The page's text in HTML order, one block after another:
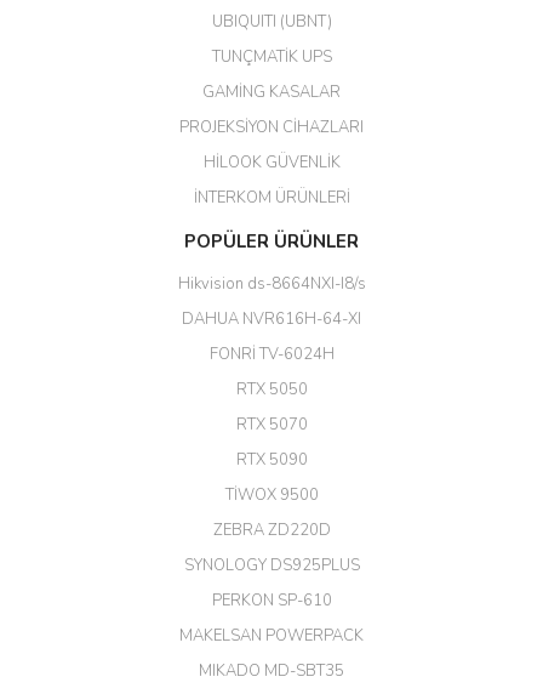
Her şey için teşekkür ederim çok
Erdal Cingöz | 07/02/2026
Başarılı. Bu vasıfta bir ürünü bu
kadar uygun fiyata bulabilmek
büyük şans. Güvenliticaret
(HIKVISION DS-3E0326P-E/M(B)
EROL ÇAKMAK | 26/12/2025
Diğer yorumları göster
UBIQUITI (UBNT)
TUNÇMATİK UPS
GAMİNG KASALAR
PROJEKSİYON CİHAZLARI
HİLOOK GÜVENLİK
İNTERKOM ÜRÜNLERİ
POPÜLER ÜRÜNLER
Hikvision ds-8664NXI-I8/s
DAHUA NVR616H-64-XI
FONRİ TV-6024H
RTX 5050
RTX 5070
RTX 5090
TİWOX 9500
ZEBRA ZD220D
SYNOLOGY DS925PLUS
PERKON SP-610
MAKELSAN POWERPACK
MIKADO MD-SBT35